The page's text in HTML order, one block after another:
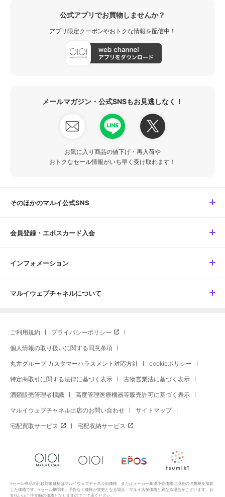
公式アプリでお買物しませんか？
アプリ限定クーポンやおトクな情報を配信中！
メールマガジン・公式SNSもお見逃しなく！
お気に入り商品の値下げ・再入荷や
おトクなセール情報がいち早く受け取れます！
そのほかのマルイ公式SNS
会員登録・エポスカード入会
インフォメーション
マルイウェブチャネルについて
ご利用規約 プライバシーポリシー
個人情報の取り扱いに関する同意条項
丸井グループ カスタマーハラスメント対応方針 cookieポリシー
特定商取引に関する法律に基づく表示 古物営業法に基づく表示
酒類販売管理者標識 高度管理医療機器等販売許可に基づく表示
マルイウェブチャネル出店のお問い合わせ サイトマップ
宅配買取サービス 宅配収納サービス
※セール商品の比較対象価格はマルイウェブチャネル旧価格、またはメーカー希望小売価格に現在の消費税を加算
した価格です。※セール期間中、予告なく価格が変更となる場合・マルイ店舗価格と異なる場合がございます。お
支払いはご注文時の価格となりますのでご了承ください。